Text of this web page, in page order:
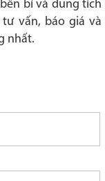
bỉ và dung tích
vấn, báo giá và
nhất.